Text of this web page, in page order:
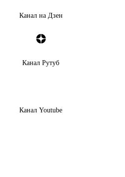
Канал на Дзен
Канал Рутуб
Канал Youtube